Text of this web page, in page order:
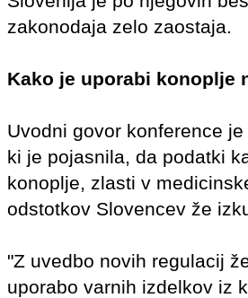
zakonodaja zelo zaostaja.
Kako je uporabi konoplje
Uvodni govor konference
ki je pojasnila, da podatki
konoplje, zlasti v
odstotkov Slovencev že
"Z uvedbo novih regulacij
uporabo varnih izdelkov iz